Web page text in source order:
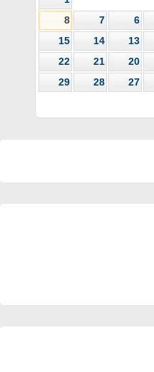
6
7
8
13
14
15
20
21
22
27
28
29